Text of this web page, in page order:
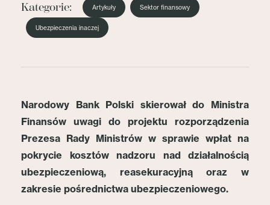
Kategorie: Artykuły Sektor finansowy
Ubezpieczenia inaczej
Narodowy Bank Polski skierował do Ministra
Finansów uwagi do projektu rozporządzenia
Prezesa Rady Ministrów w sprawie wpłat na
pokrycie kosztów nadzoru nad działalnością
ubezpieczeniową, reasekuracyjną oraz w
zakresie pośrednictwa ubezpieczeniowego.